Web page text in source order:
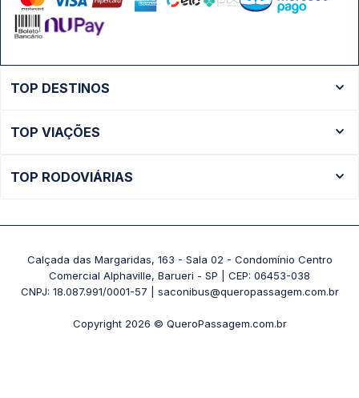
TOP DESTINOS
Ônibus São Paulo
TOP VIAÇÕES
Passagens Pássaro Marron
+ Viações
TOP RODOVIÁRIAS
Rodoviária Belo Horizonte - Gov. Israel Pinheiro (Tergip)
Rodoviária Curitiba
+ Rodoviárias
Calçada das Margaridas, 163 - Sala 02 - Condomínio Centro
Comercial Alphaville, Barueri - SP | CEP: 06453-038
CNPJ: 18.087.991/0001-57 | saconibus@queropassagem.com.br
Copyright 2026 © QueroPassagem.com.br